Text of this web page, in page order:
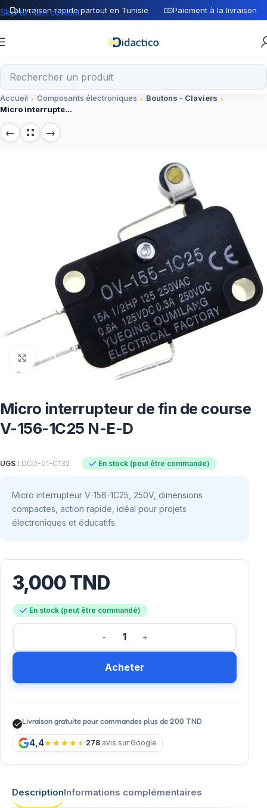
Livraison rapide partout en Tunisie Paiement à la livraison
Skip to main content
Accueil Composants électroniques
Boutons - Claviers
Micro interrupteur de fin de course V-156-1C25 N-E-D
Click to enlarge
Micro interrupteur de fin de course
V-156-1C25 N-E-D
UGS : DCD-01-C132 En stock (peut être commandé)
Micro interrupteur V-156-1C25, 250V, dimensions
compactes, action rapide, idéal pour projets
électroniques et éducatifs.
3,000TND
En stock (peut être commandé)
Acheter
Livraison gratuite pour commandes plus de 200 TND
4,4 278 avis sur Google
DescriptionInformations complémentaires